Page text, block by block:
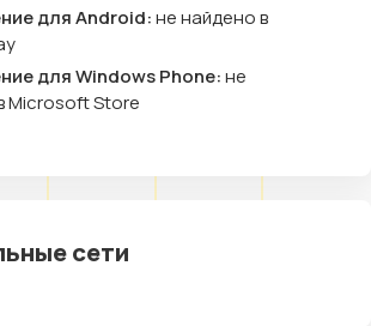
для Android:не найдено в
для Windows Phone:не
Microsoft Store
сети